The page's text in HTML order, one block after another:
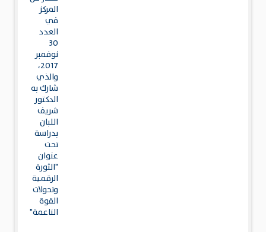
المركز
في
العدد
30
نوفمبر
2017،
والذي
شارك به
الدكتور
شريف
اللبان
بدراسة
تحت
عنوان
"الثورة
الرقمية
وتحولات
القوة
الناعمة"